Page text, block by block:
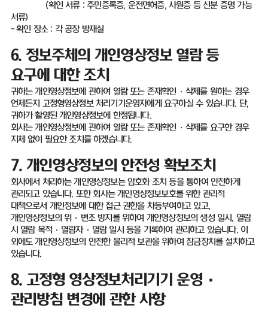
(확인 서류 :주민증록증, 운전면허증, 사원증 등 신분 증명 가능
서류)
-확인 장소 : 각 공장 방재실
6. 정보주체의 개인영상정보 열람 등
요구에 대한 조치
귀하는 개인영상정보에 관하여 열람 또는 존재확인 · 삭제를 원하는 경우
언제든지 고정형영상정보 처리기기운영자에게 요구하실 수 있습니다. 단,
귀하가 촬영된 개인영상정보에 한정됩니다.
회사는 개인영상정보에 관하여 열람 또는 존재확인 · 삭제를 요구한 경우
지체 없이 필요한 조치를 하겠습니다.
7. 개인영상정보의 안전성 확보조치
회사에서 처리하는 개인영상정보는 암호화 조치 등을 통하여 안전하게
관리되고 있습니다. 또한 회사는 개인영상정보보호를 위한 관리적
대책으로서 개인정보에 대한 접근 권한을 차등부여하고 있고,
개인영상정보의 위 · 변조 방지를 위하여 개인영상정보의 생성 일시 , 열람
시 열람 목적·열람자·열람 일시 등을 기록하여 관리하고 있습니다. 이
외에도 개인영상정보의 안전한 물리적 보관을 위하여 잠금장치를 설치하고
있습니다.
8. 고정형 영상정보처리기기 운영·
관리방침 변경에 관한 사항